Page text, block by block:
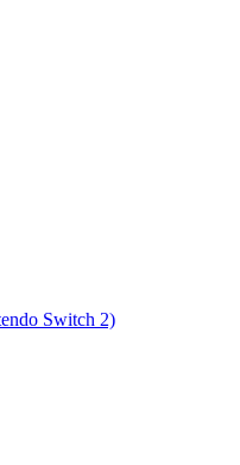
Switch 2)